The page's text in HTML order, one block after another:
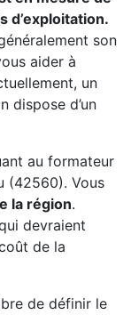
d’exploitation.
son
aider à
un
dispose d’un
au formateur
(42560). Vous
la région.
devraient
de la
de définir le